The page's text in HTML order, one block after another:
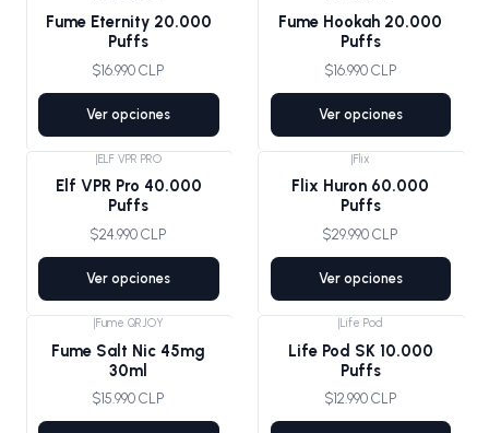
Fume Eternity 20.000
Puffs
$16.990 CLP
Ver opciones
Fume Hookah 20.000
Puffs
$16.990 CLP
Ver opciones
|ELF VPR PRO
Elf VPR Pro 40.000
Puffs
$24.990 CLP
Ver opciones
Agotado
|Flix
Flix Huron 60.000
Puffs
$29.990 CLP
Ver opciones
|Fume QRJOY
Fume Salt Nic 45mg
30ml
$15.990 CLP
|Life Pod
Life Pod SK 10.000
Puffs
$12.990 CLP